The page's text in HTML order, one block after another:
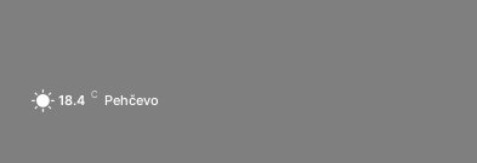
18.4 C Pehčevo